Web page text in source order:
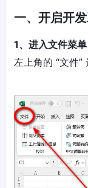
一、开启开
1、进入文件菜单
左上角的 “文件”